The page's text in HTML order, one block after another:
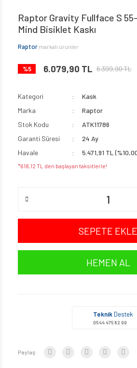
Raptor Gravity Fullface S
Mind Bisiklet Kaskı
Raptor markalı ürünler
%5 6.079,90 TL 6.399,90 TL
Kategori
Kask
Marka
Raptor
Stok Kodu
ATK11786
Garanti Süresi
24 Ay
Havale
5.471,91 TL
*618,12 TL den başlayan taksitlerle!
SEPETE EKLE
HEMEN AL
Teknik Destek
0544 475 82 99
Paylaş: